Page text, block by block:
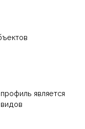
является